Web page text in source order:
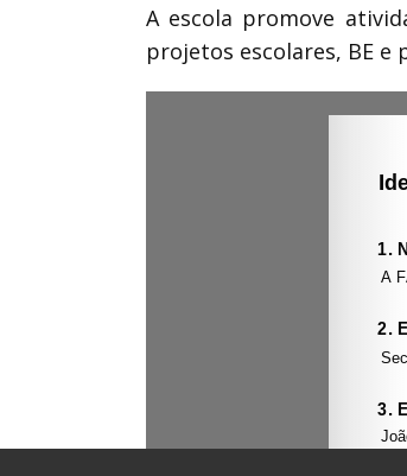
A escola promove
projetos escolares, BE e